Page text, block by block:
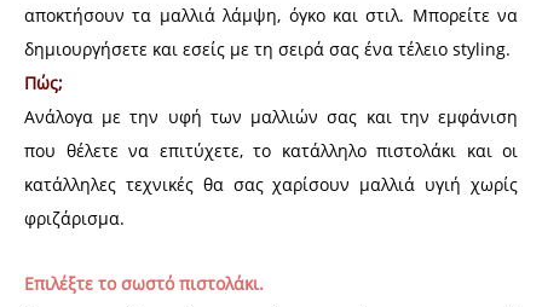
αποκτήσουν τα μαλλιά λάμψη, όγκο και στιλ. Μπορείτε να
δημιουργήσετε και εσείς με τη σειρά σας ένα τέλειο styling.
Πώς;
Ανάλογα με την υφή των μαλλιών σας και την εμφάνιση
που θέλετε να επιτύχετε, το κατάλληλο πιστολάκι και οι
κατάλληλες τεχνικές θα σας χαρίσουν μαλλιά υγιή χωρίς
φριζάρισμα.
Επιλέξτε το σωστό πιστολάκι.